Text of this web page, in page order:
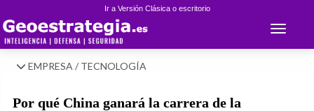
Ir a Versión Clásica o escritorio
Toggle
EMPRESA / TECNOLOGÍA
Por qué China ganará la carrera de la